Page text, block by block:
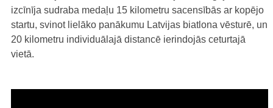
izcīnīja sudraba medaļu 15 kilometru sacensībās ar kopējo
startu, svinot lielāko panākumu Latvijas biatlona vēsturē, un
20 kilometru individuālajā distancē ierindojās ceturtajā
vietā.